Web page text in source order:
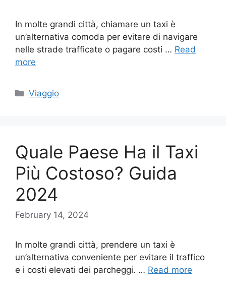
In molte grandi città, chiamare un taxi è
un’alternativa comoda per evitare di navigare
nelle strade trafficate o pagare costi … Read
more
Categories
Viaggio
Quale Paese Ha il Taxi
Più Costoso? Guida
2024
February 14, 2024
In molte grandi città, prendere un taxi è
un’alternativa conveniente per evitare il traffico
e i costi elevati dei parcheggi. … Read more